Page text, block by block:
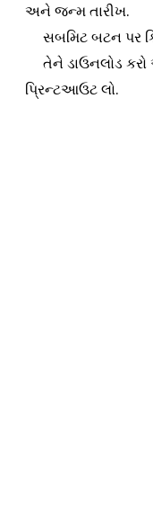
અને જન્મ તારીખ.
સબમિટ બટન પર
તેને ડાઉનલોડ કરો
પ્રિન્ટઆઉટ લો.